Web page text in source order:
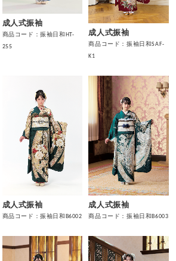
成人式振袖
商品コード：振袖日和HT-
255
成人式振袖
商品コード：振袖日和SAF-
K1
成人式振袖
商品コード：振袖日和B6002
成人式振袖
商品コード：振袖日和B6003